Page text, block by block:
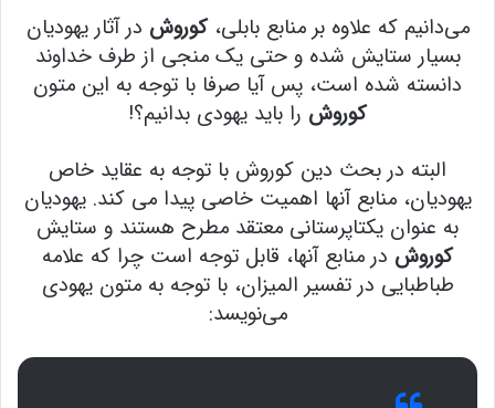
می‌دانیم که علاوه بر منابع بابلی، کوروش در آثار یهودیان
بسیار ستایش شده و حتی یک منجی از طرف خداوند
دانسته شده است، پس آیا صرفا با توجه به این متون
کوروش را باید یهودی بدانیم؟!
البته در بحث دین کوروش با توجه به عقاید خاص
یهودیان، منابع آنها اهمیت خاصی پیدا می کند. یهودیان
به عنوان یکتاپرستانی معتقد مطرح هستند و ستایش
کوروش در منابع آنها، قابل توجه است چرا که علامه
طباطبایی در تفسیر المیزان، با توجه به متون یهودی
می‌نویسد: